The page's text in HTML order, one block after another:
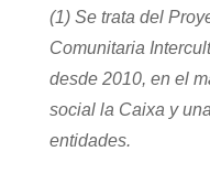
(1) Se trata del
Comunitaria
desde 2010, en el
social la Caixa y
entidades.